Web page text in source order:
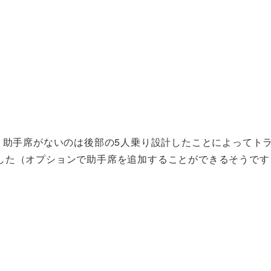
手席がないのは後部の5人乗り設計したことによってト
（オプションで助手席を追加することができるそうです